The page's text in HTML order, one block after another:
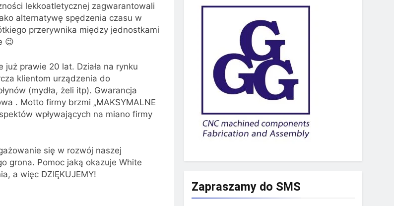
lekkoatletycznej zagwarantowali
alternatywę spędzenia czasu w
przerywnika między jednostkami
😉
już prawie 20 lat. Działa na rynku
klientom urządzenia do
(mydła, żeli itp). Gwarancja
. Motto firmy brzmi „MAKSYMALNE
wpływających na miano firmy
się w rozwój naszej
grona. Pomoc jaką okazuje White
a więc DZIĘKUJEMY!
Zapraszamy do SMS